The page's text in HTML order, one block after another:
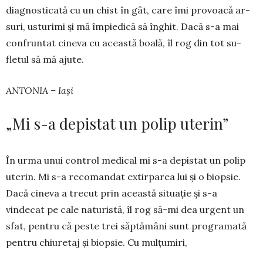
diagnosticată cu un chist în gât, care îmi pro­voacă ar­
suri, usturimi și mă împiedică să înghit. Dacă s-a mai
confruntat cineva cu această boală, îl rog din tot su­
fletul să mă ajute.
ANTONIA – Iași
„Mi s-a depistat un polip uterin”
În urma unui control medical mi s-a depistat un polip
uterin. Mi s-a recomandat extirparea lui și o biop­sie.
Dacă cineva a trecut prin această si­tuație și s-a
vindecat pe cale naturistă, îl rog să-mi dea urgent un
sfat, pentru că peste trei săptămâni sunt programată
pen­tru chiuretaj și biopsie. Cu mulțumiri,